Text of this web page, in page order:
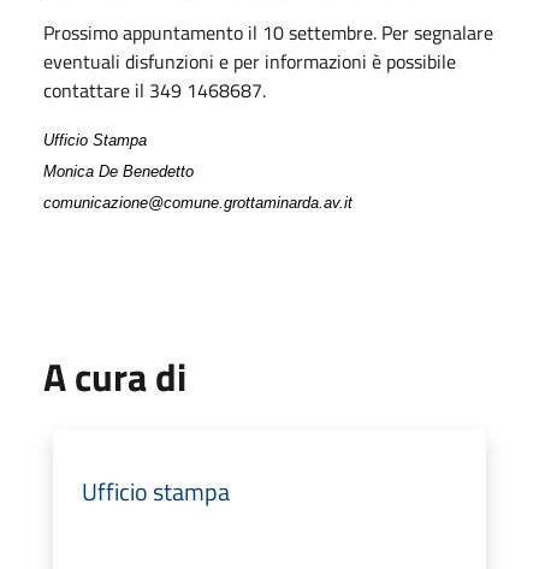
Prossimo appuntamento il 10 settembre. Per segnalare
eventuali disfunzioni e per informazioni è possibile
contattare il 349 1468687.
Ufficio Stampa
Monica De Benedetto
comunicazione@comune.grottaminarda.av.it
A cura di
Ufficio stampa